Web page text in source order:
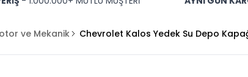
ve Mekanik Chevrolet Kalos Yedek Su Depo